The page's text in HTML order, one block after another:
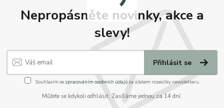
Nepropásněte novinky, akce a
slevy!
Přihlásit se
Souhlasím se zpracováním osobních údajůza účelem rozesílky newsletteru.
Můžete se kdykoli odhlásit. Zasíláme jednou za 14 dní.